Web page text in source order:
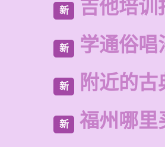
新 吉他培训
新 学通俗唱
新 附近的
新 福州哪里